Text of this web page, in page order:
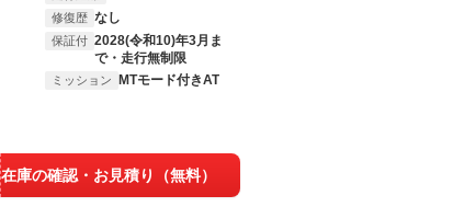
修復歴 なし
保証付 2028(令和10)年3月ま
で・走行無制限
ミッション MTモード付きAT
在庫の確認・お見積り（無料）